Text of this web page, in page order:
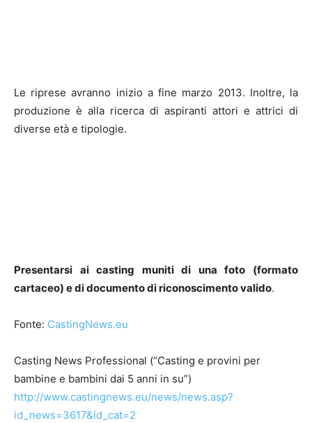
Le riprese avranno inizio a fine marzo 2013. Inoltre, la
produzione è alla ricerca di aspiranti attori e attrici di
diverse età e tipologie.
Presentarsi ai casting muniti di una foto (formato
cartaceo) e di documento di riconoscimento valido.
Fonte: CastingNews.eu
Casting News Professional (“Casting e provini per
bambine e bambini dai 5 anni in su”)
http://www.castingnews.eu/news/news.asp?
id_news=3617&id_cat=2